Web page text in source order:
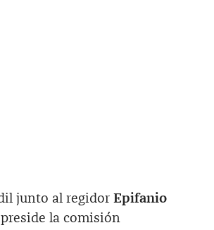
junto al regidor Epifanio
la comisión